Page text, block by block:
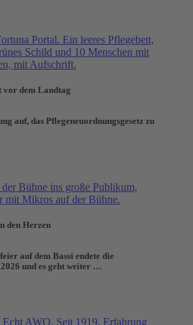
vor dem Landtag
auf, das Pflegeneuordnungsgesetz zu
den Herzen
auf dem Bassi endete die
und es geht weiter …